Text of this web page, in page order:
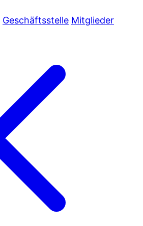
Geschäftsstelle Mitglieder